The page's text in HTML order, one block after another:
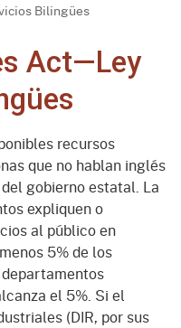
Bilingües
Act—Ley
recursos
que no hablan inglés
gobierno estatal. La
expliquen o
al público en
5% de los
el 5%. Si el
(DIR, por sus